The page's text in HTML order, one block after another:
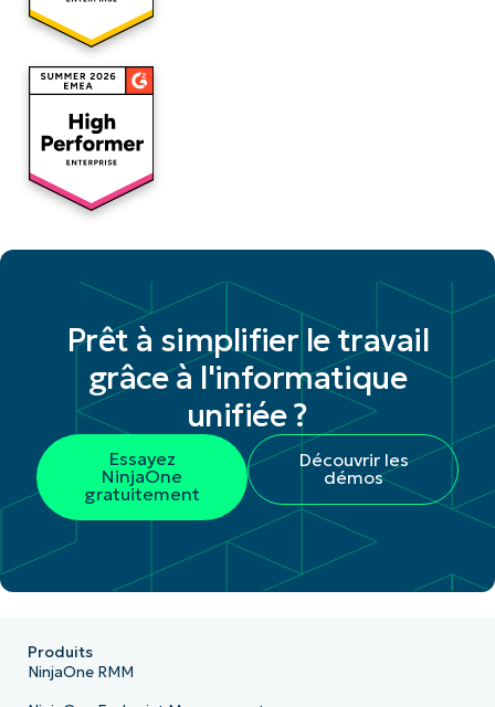
Prêt à simplifier le travail
grâce à l'informatique
unifiée ?
Essayez
NinjaOne
gratuitement
Découvrir les
démos
Produits
NinjaOne RMM